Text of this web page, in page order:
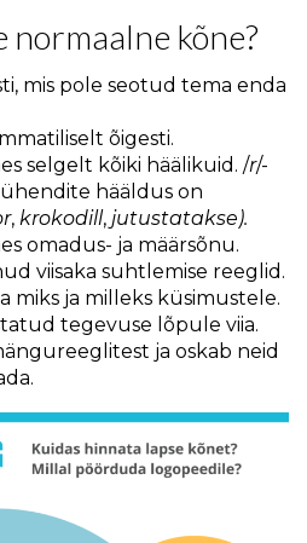
normaalne kõne?
mis pole seotud tema enda
õigesti.
selgelt kõiki häälikuid. /r/-
hääldus on
, krokodill, jutustatakse).
omadus- ja määrsõnu.
viisaka suhtlemise reeglid.
miks ja milleks küsimustele.
tegevuse lõpule viia.
ja oskab neid